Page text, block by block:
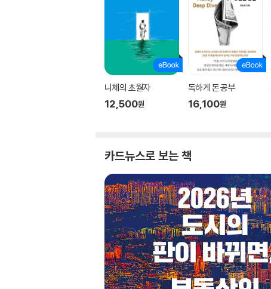
니체의 초월자
12,500원
독하게 돈 공부
16,100원
카드뉴스로 보는 책